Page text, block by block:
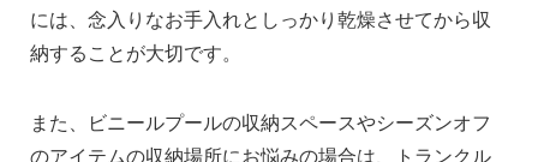
には、念入りなお手入れとしっかり乾燥させてから収
納することが大切です。
また、ビニールプールの収納スペースやシーズンオフ
のアイテムの収納場所にお悩みの場合は、トランクル